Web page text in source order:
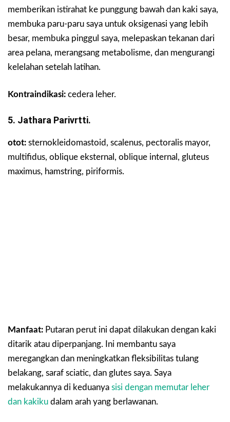
memberikan istirahat ke punggung bawah dan kaki saya,
membuka paru-paru saya untuk oksigenasi yang lebih
besar, membuka pinggul saya, melepaskan tekanan dari
area pelana, merangsang metabolisme, dan mengurangi
kelelahan setelah latihan.
Kontraindikasi: cedera leher.
5. Jathara Parivrtti.
otot: sternokleidomastoid, scalenus, pectoralis mayor,
multifidus, oblique eksternal, oblique internal, gluteus
maximus, hamstring, piriformis.
Manfaat: Putaran perut ini dapat dilakukan dengan kaki
ditarik atau diperpanjang. Ini membantu saya
meregangkan dan meningkatkan fleksibilitas tulang
belakang, saraf sciatic, dan glutes saya. Saya
melakukannya di keduanya sisi dengan memutar leher
dan kakiku dalam arah yang berlawanan.